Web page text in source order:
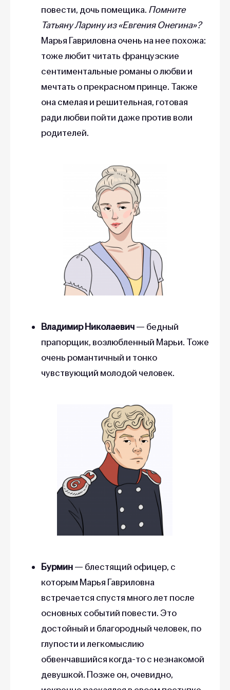
повести, дочь помещика. Помните
Татьяну Ларину из «Евгения Онегина»?
Марья Гавриловна очень на нее похожа:
тоже любит читать французские
сентиментальные романы о любви и
мечтать о прекрасном принце. Также
она смелая и решительная, готовая
ради любви пойти даже против воли
родителей.
Владимир Николаевич— бедный
прапорщик, возлюбленный Марьи. Тоже
очень романтичный и тонко
чувствующий молодой человек.
Бурмин— блестящий офицер, с
которым Марья Гавриловна
встречается спустя много лет после
основных событий повести. Это
достойный и благородный человек, по
глупости и легкомыслию
обвенчавшийся когда-то с незнакомой
девушкой. Позже он, очевидно,